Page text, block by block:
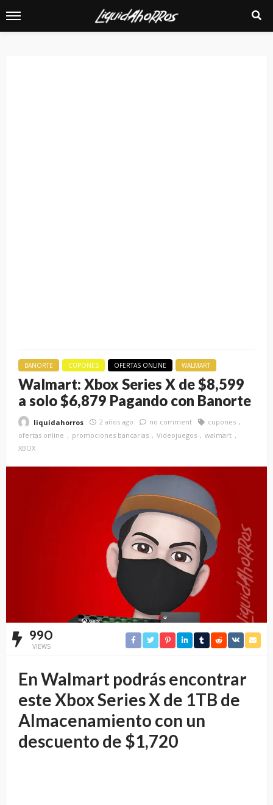
BANORTE CUPONES OFERTAS ONLINE WALMART
Walmart: Xbox Series X de $8,599
a solo $6,879 Pagando con Banorte
liquidahorros 2 años ago no comment
cupones
ofertas online
promociones bancarias Videojuegos
walmart
XBOX
990
VIEWS
En Walmart podrás encontrar
este Xbox Series X de 1TB de
Almacenamiento con un
descuento de $1,720